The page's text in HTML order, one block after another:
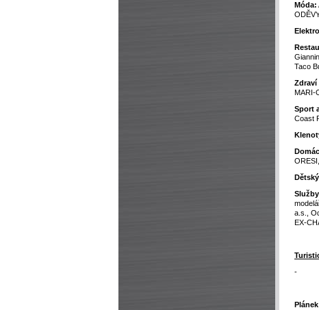
Móda:
Taco
Zdraví
MARI-
Sport
Coast
a.s.,
EX-
-